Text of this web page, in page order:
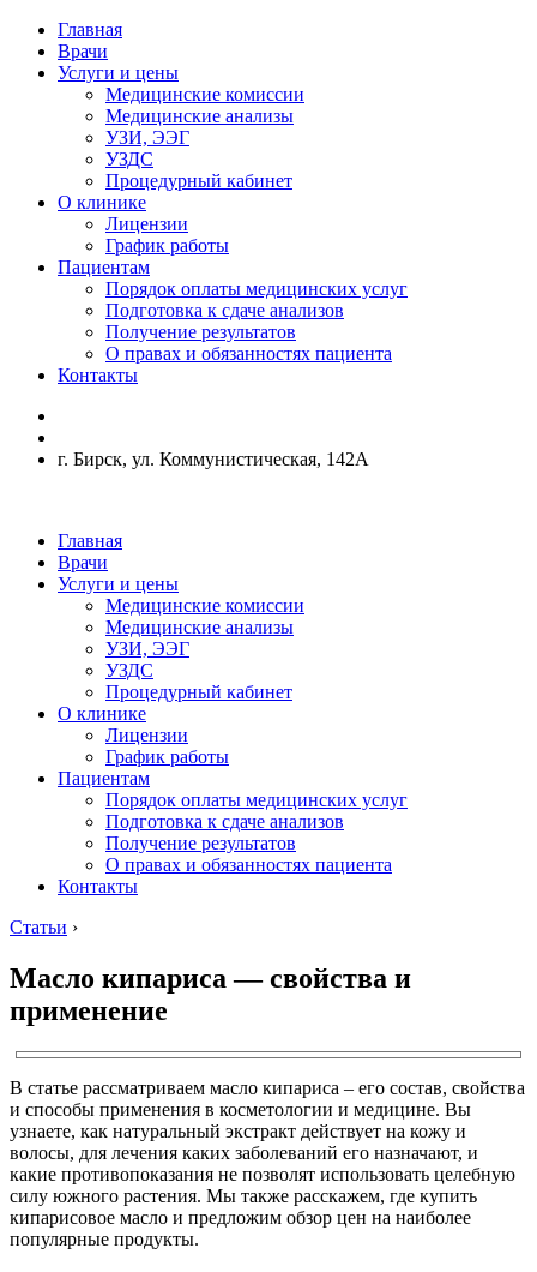
Главная
Врачи
Услуги и цены
Медицинские комиссии
Медицинские анализы
УЗИ, ЭЭГ
УЗДС
Процедурный кабинет
О клинике
Лицензии
График работы
Пациентам
Порядок оплаты медицинских услуг
Подготовка к сдаче анализов
Получение результатов
О правах и обязанностях пациента
Контакты
г. Бирск, ул. Коммунистическая, 142А
Главная
Врачи
Услуги и цены
Медицинские комиссии
Медицинские анализы
УЗИ, ЭЭГ
УЗДС
Процедурный кабинет
О клинике
Лицензии
График работы
Пациентам
Порядок оплаты медицинских услуг
Подготовка к сдаче анализов
Получение результатов
О правах и обязанностях пациента
Контакты
Статьи ›
Масло кипариса — свойства и
применение
В статье рассматриваем масло кипариса – его состав, свойства
и способы применения в косметологии и медицине. Вы
узнаете, как натуральный экстракт действует на кожу и
волосы, для лечения каких заболеваний его назначают, и
какие противопоказания не позволят использовать целебную
силу южного растения. Мы также расскажем, где купить
кипарисовое масло и предложим обзор цен на наиболее
популярные продукты.